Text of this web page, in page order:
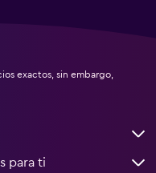
exactos, sin embargo,
para ti